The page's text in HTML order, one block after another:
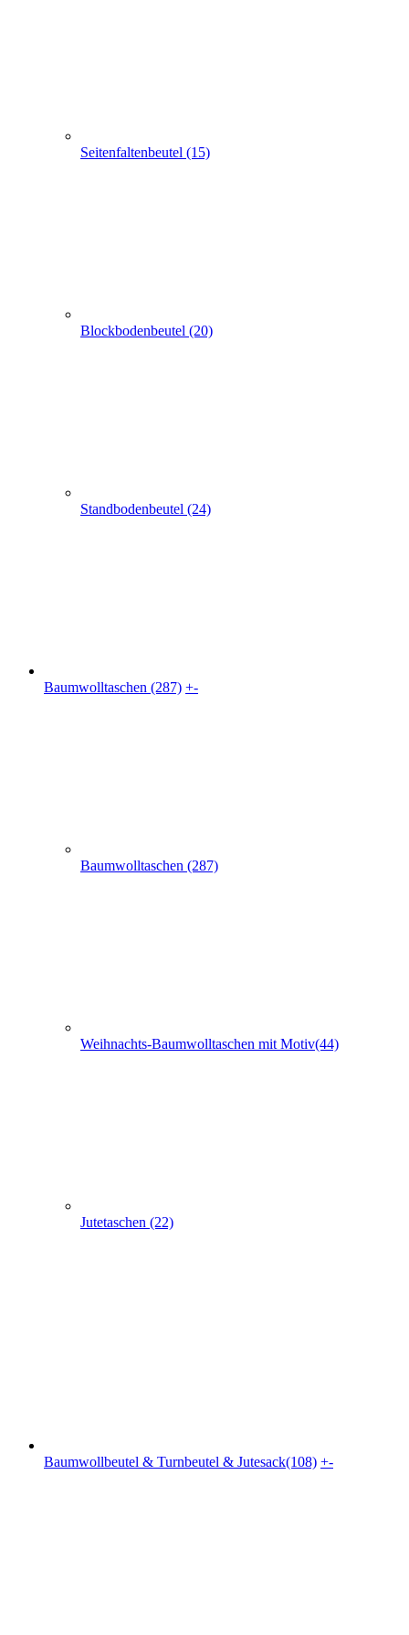
Seitenfaltenbeutel (15)
Blockbodenbeutel (20)
Standbodenbeutel (24)
Baumwolltaschen (287) +-
Baumwolltaschen (287)
Weihnachts-Baumwolltaschen mit Motiv(44)
Jutetaschen (22)
Baumwollbeutel & Turnbeutel & Jutesack(108) +-